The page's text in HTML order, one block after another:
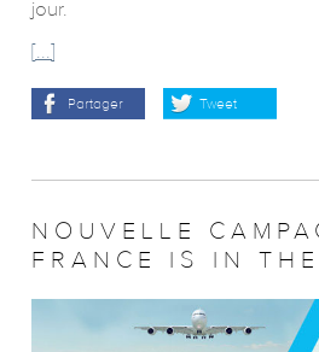
jour.
[...]
Partager Tweet
NOUVELLE
FRANCE IS IN